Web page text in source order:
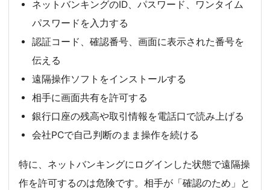
ネットバンキングのID、パスワード、ワンタイム
パスワードを入力する
認証コード、確認番号、画面に表示された番号を
伝える
遠隔操作ソフトをインストールする
相手に画面共有を許可する
銀行口座の残高や取引情報を電話口で読み上げる
会社PCで自己判断のまま操作を続ける
特に、ネットバンキングにログインした状態で遠隔操
作を許可するのは危険です。相手が「確認のため」と